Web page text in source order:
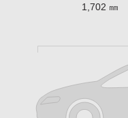
1,702 ㎜